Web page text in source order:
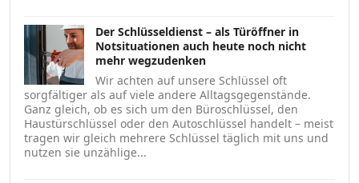
Der Schlüsseldienst – als Türöffner in
Notsituationen auch heute noch nicht
mehr wegzudenken
Wir achten auf unsere Schlüssel oft
sorgfältiger als auf viele andere Alltagsgegenstände.
Ganz gleich, ob es sich um den Büroschlüssel, den
Haustürschlüssel oder den Autoschlüssel handelt – meist
tragen wir gleich mehrere Schlüssel täglich mit uns und
nutzen sie unzählige...